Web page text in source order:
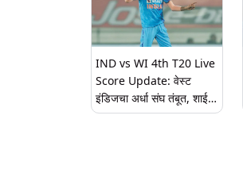
IND vs WI 4th T20 Live
Score Update: वेस्ट
इंडिजचा अर्धा संघ तंबूत, शाई
होपचे अर्धशतक हुकले, चहलने